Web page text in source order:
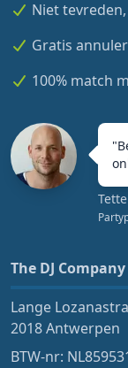
Niet
Gratis
100% match
"
Tette
The DJ Company
Lange
2018 Antwerpen
BTW-nr: